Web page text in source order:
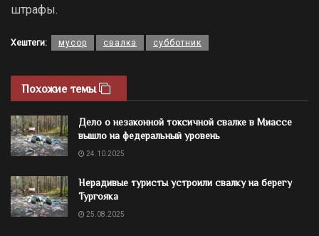
штрафы.
Хештеги: мусор свалка субботник
Похожие темы
Дело о незаконной токсичной свалке в Миассе
вышло на федеральный уровень
24.10.2025
Нерадивые туристы устроили свалку на берегу
Тургояка
25.08.2025